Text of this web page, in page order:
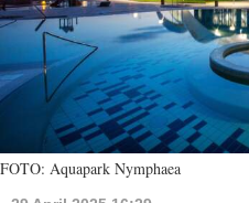
FOTO: Aquapark Nymphaea